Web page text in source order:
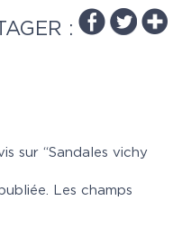
:
sur “Sandales vichy
Les champs